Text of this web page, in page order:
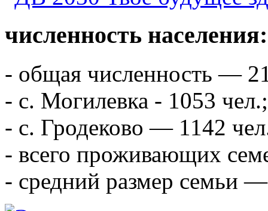
численность населения:
- общая численность —
- с. Могилевка - 1053 чел.;
- с. Гродеково — 1142
- всего проживающих
- средний размер семьи